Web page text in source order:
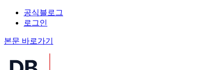
공식블로그
로그인
본문 바로가기